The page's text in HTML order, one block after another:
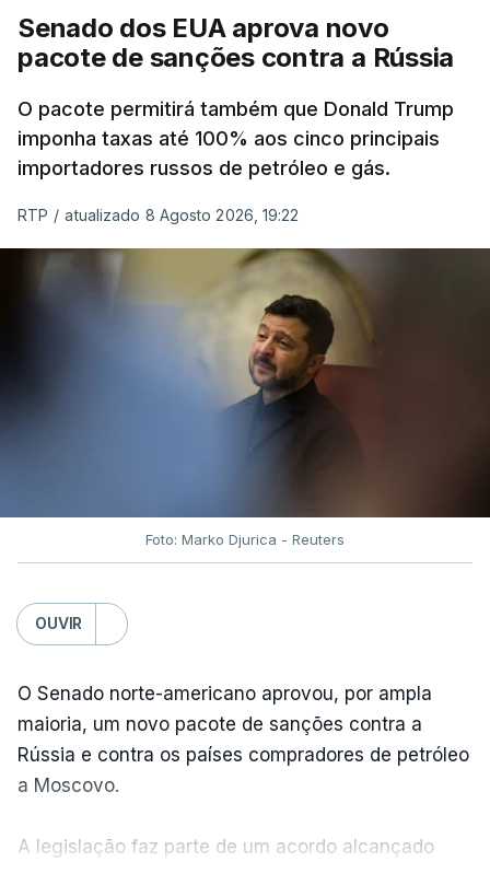
Senado dos EUA aprova novo
pacote de sanções contra a Rússia
O pacote permitirá também que Donald Trump
imponha taxas até 100% aos cinco principais
importadores russos de petróleo e gás.
RTP / atualizado 8 Agosto 2026, 19:22
Foto: Marko Djurica - Reuters
OUVIR
O Senado norte-americano aprovou, por ampla
maioria, um novo pacote de sanções contra a
Rússia e contra os países compradores de petróleo
a Moscovo.
A legislação faz parte de um acordo alcançado